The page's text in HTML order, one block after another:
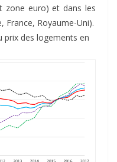
zone euro) et dans les
France, Royaume-Uni).
prix des logements en